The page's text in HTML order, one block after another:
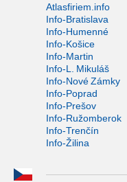
Atlasfiriem.info
Info-Bratislava
Info-Humenné
Info-Košice
Info-Martin
Info-L. Mikuláš
Info-Nové Zámky
Info-Poprad
Info-Prešov
Info-Ružomberok
Info-Trenčín
Info-Žilina